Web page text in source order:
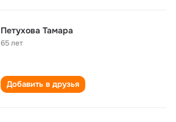
Петухова Тамара
65 лет
Добавить в друзья